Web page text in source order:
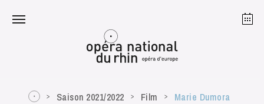
Straßburg
Saison 2021/2022 Film Marie Dumora